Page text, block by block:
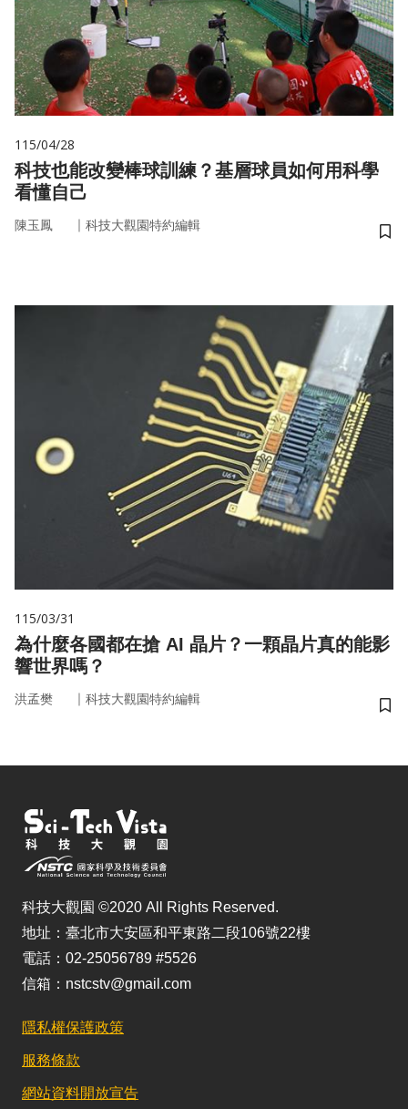
115/04/28
科技也能改變棒球訓練？基層球員如何用科學
看懂自己
陳玉鳳 ｜ 科技大觀園特約編輯
儲
115/03/31
為什麼各國都在搶 AI 晶片？一顆晶片真的能影
響世界嗎？
洪孟樊 ｜ 科技大觀園特約編輯
儲
科技大觀園 ©2020 All Rights Reserved.
地址：臺北市大安區和平東路二段106號22樓
電話：02-25056789 #5526
信箱：nstcstv@gmail.com
隱私權保護政策
服務條款
網站資料開放宣告